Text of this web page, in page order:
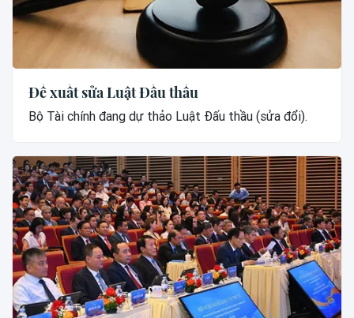
Đề xuất sửa Luật Đấu thầu
Bộ Tài chính đang dự thảo Luật Đấu thầu (sửa đổi).